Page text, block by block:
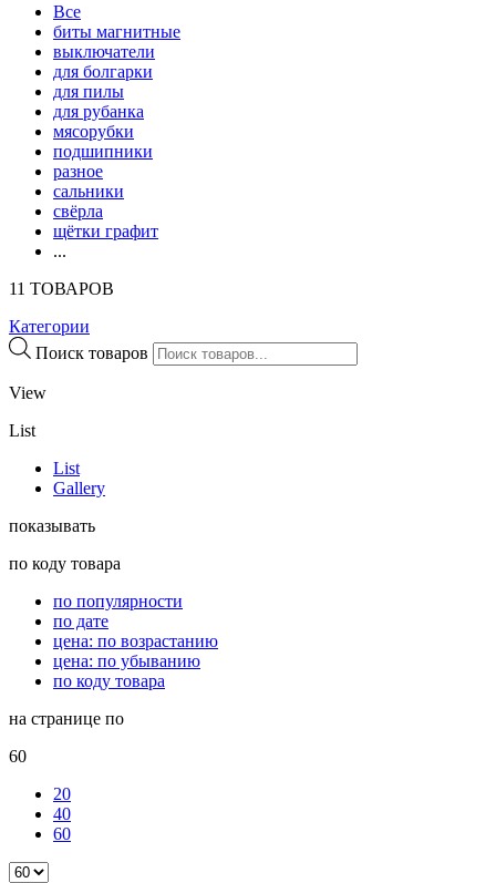
Все
биты магнитные
выключатели
для болгарки
для пилы
для рубанка
мясорубки
подшипники
разное
сальники
свёрла
щётки графит
...
11 ТОВАРОВ
Категории
Поиск товаров
View
List
List
Gallery
показывать
по коду товара
по популярности
по дате
цена: по возрастанию
цена: по убыванию
по коду товара
на странице по
60
20
40
60